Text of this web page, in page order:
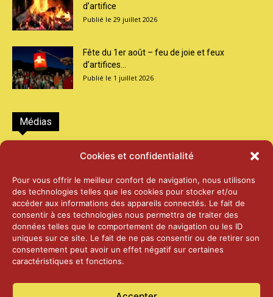
Cookies et confidentialité
Pour vous offrir le meilleur confort de navigation, nous utilisons
des technologies telles que les cookies pour stocker et/ou
accéder aux informations des appareils connectés. Le fait de
consentir à ces technologies nous permettra de traiter des
données telles que le comportement de navigation ou les ID
uniques sur ce site. Le fait de ne pas consentir ou de retirer son
consentement peut avoir un effet négatif sur certaines
caractéristiques et fonctions.
d’artifice
29 juillet 2026
Fête du 1er août – feu de joie et feux
d’artifices...
1 juillet 2026
Médias
2026 – Laiterie d’Orsières et Abbaye de St-
25 juin 2026
2025 – Palais Fédéral – Berne
25 juin 2026
14 janvier 2025